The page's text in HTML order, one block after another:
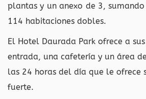
plantas y un anexo de 3,
114 habitaciones dobles.
El Hotel Daurada Park ofrece a
entrada, una cafetería y un área
las 24 horas del día que le ofrece
fuerte.